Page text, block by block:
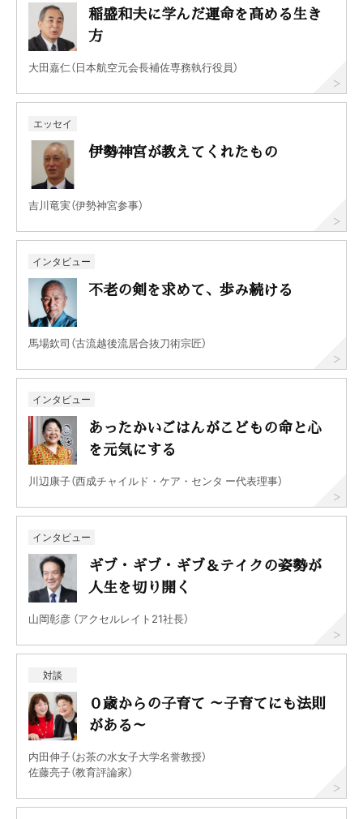
稲盛和夫に学んだ運命を高める生き
方
大田嘉仁（日本航空元会長補佐専務執行役員）
エッセイ
伊勢神宮が教えてくれたもの
吉川竜実（伊勢神宮参事）
インタビュー
不老の剣を求めて、歩み続ける
馬場欽司（古流越後流居合抜刀術宗匠）
インタビュー
あったかいごはんがこどもの命と心
を元気にする
川辺康子（西成チャイルド・ケア・センタ ー代表理事）
インタビュー
ギブ・ギブ・ギブ＆テイクの姿勢が
人生を切り開く
山岡彰彦 （アクセルレイト21社長）
対談
０歳からの子育て ～子育てにも法則
がある～
内田伸子（お茶の水女子大学名誉教授）
佐藤亮子（教育評論家）